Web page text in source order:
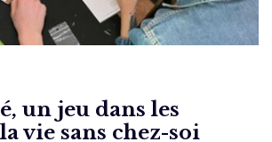
un jeu dans les
vie sans chez-soi